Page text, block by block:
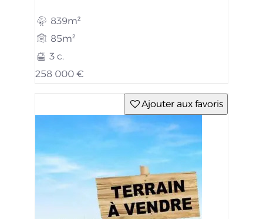
839m²
85m²
3 c.
258 000 €
Ajouter aux favoris